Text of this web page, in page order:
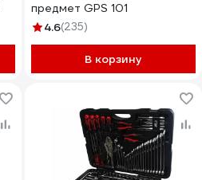
предмет GPS 101
4.6(235)
В корзину